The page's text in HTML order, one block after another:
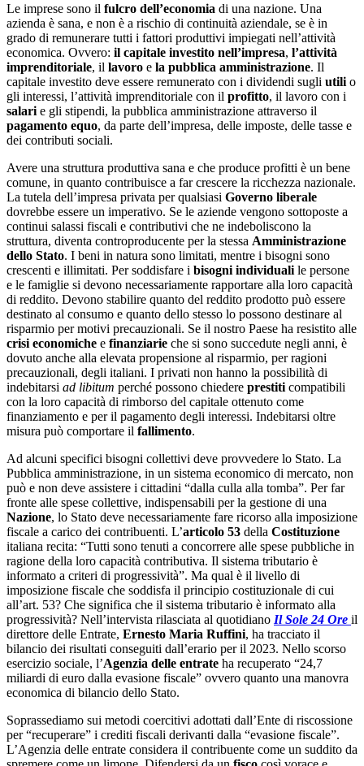
Le imprese sono il fulcro dell’economia di una nazione. Una
azienda è sana, e non è a rischio di continuità aziendale, se è in
grado di remunerare tutti i fattori produttivi impiegati nell’attività
economica. Ovvero: il capitale investito nell’impresa, l’attività
imprenditoriale, il lavoro e la pubblica amministrazione. Il
capitale investito deve essere remunerato con i dividendi sugli utili o
gli interessi, l’attività imprenditoriale con il profitto, il lavoro con i
salari e gli stipendi, la pubblica amministrazione attraverso il
pagamento equo, da parte dell’impresa, delle imposte, delle tasse e
dei contributi sociali.
Avere una struttura produttiva sana e che produce profitti è un bene
comune, in quanto contribuisce a far crescere la ricchezza nazionale.
La tutela dell’impresa privata per qualsiasi Governo liberale
dovrebbe essere un imperativo. Se le aziende vengono sottoposte a
continui salassi fiscali e contributivi che ne indeboliscono la
struttura, diventa controproducente per la stessa Amministrazione
dello Stato. I beni in natura sono limitati, mentre i bisogni sono
crescenti e illimitati. Per soddisfare i bisogni individuali le persone
e le famiglie si devono necessariamente rapportare alla loro capacità
di reddito. Devono stabilire quanto del reddito prodotto può essere
destinato al consumo e quanto dello stesso lo possono destinare al
risparmio per motivi precauzionali. Se il nostro Paese ha resistito alle
crisi economiche e finanziarie che si sono succedute negli anni, è
dovuto anche alla elevata propensione al risparmio, per ragioni
precauzionali, degli italiani. I privati non hanno la possibilità di
indebitarsi ad libitum perché possono chiedere prestiti compatibili
con la loro capacità di rimborso del capitale ottenuto come
finanziamento e per il pagamento degli interessi. Indebitarsi oltre
misura può comportare il fallimento.
Ad alcuni specifici bisogni collettivi deve provvedere lo Stato. La
Pubblica amministrazione, in un sistema economico di mercato, non
può e non deve assistere i cittadini “dalla culla alla tomba”. Per far
fronte alle spese collettive, indispensabili per la gestione di una
Nazione, lo Stato deve necessariamente fare ricorso alla imposizione
fiscale a carico dei contribuenti. L’articolo 53 della Costituzione
italiana recita: “Tutti sono tenuti a concorrere alle spese pubbliche in
ragione della loro capacità contributiva. Il sistema tributario è
informato a criteri di progressività”. Ma qual è il livello di
imposizione fiscale che soddisfa il principio costituzionale di cui
all’art. 53? Che significa che il sistema tributario è informato alla
progressività? Nell’intervista rilasciata al quotidiano Il Sole 24 Ore il
direttore delle Entrate, Ernesto Maria Ruffini, ha tracciato il
bilancio dei risultati conseguiti dall’erario per il 2023. Nello scorso
esercizio sociale, l’Agenzia delle entrate ha recuperato “24,7
miliardi di euro dalla evasione fiscale” ovvero quanto una manovra
economica di bilancio dello Stato.
Soprassediamo sui metodi coercitivi adottati dall’Ente di riscossione
per “recuperare” i crediti fiscali derivanti dalla “evasione fiscale”.
L’Agenzia delle entrate considera il contribuente come un suddito da